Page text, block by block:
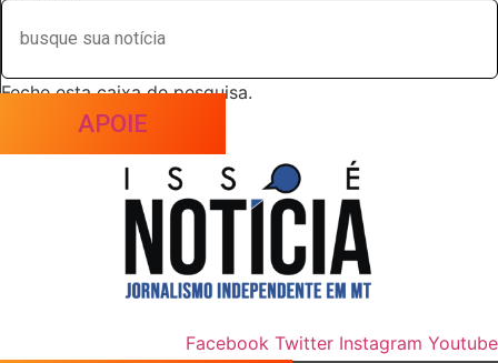
Feche esta caixa de pesquisa.
APOIE
Facebook Twitter Instagram Youtube